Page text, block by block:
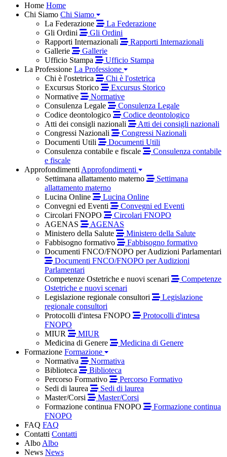
Home Home
Chi Siamo Chi Siamo
La Federazione
La Federazione
Gli Ordini
Gli Ordini
Rapporti Internazionali
Rapporti Internazionali
Gallerie
Gallerie
Ufficio Stampa
Ufficio Stampa
La Professione La Professione
Chi è l'ostetrica
Chi è l'ostetrica
Excursus Storico
Excursus Storico
Normative
Normative
Consulenza Legale
Consulenza Legale
Codice deontologico
Codice deontologico
Atti dei consigli nazionali
Atti dei consigli nazionali
Congressi Nazionali
Congressi Nazionali
Documenti Utili
Documenti Utili
Consulenza contabile e fiscale
Consulenza contabile
e fiscale
Approfondimenti Approfondimenti
Settimana allattamento materno
Settimana
allattamento materno
Lucina Online
Lucina Online
Convegni ed Eventi
Convegni ed Eventi
Circolari FNOPO
Circolari FNOPO
AGENAS
AGENAS
Ministero della Salute
Ministero della Salute
Fabbisogno formativo
Fabbisogno formativo
Documenti FNCO/FNOPO per Audizioni Parlamentari
Documenti FNCO/FNOPO per Audizioni
Parlamentari
Competenze Ostetriche e nuovi scenari
Competenze
Ostetriche e nuovi scenari
Legislazione regionale consultori
Legislazione
regionale consultori
Protocolli d'intesa FNOPO
Protocolli d'intesa
FNOPO
MIUR
MIUR
Medicina di Genere
Medicina di Genere
Formazione Formazione
Normativa
Normativa
Biblioteca
Biblioteca
Percorso Formativo
Percorso Formativo
Sedi di laurea
Sedi di laurea
Master/Corsi
Master/Corsi
Formazione continua FNOPO
Formazione continua
FNOPO
FAQ FAQ
Contatti Contatti
Albo Albo
News News